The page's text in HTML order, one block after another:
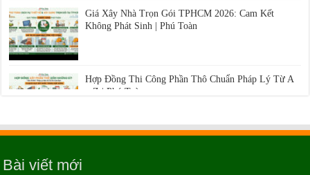
– Z | Phú Toàn
Các Bước Thi Công Phần Thô Chuẩn Kỹ Thuật | Xây
Dựng Phú Toàn
Bài viết mới